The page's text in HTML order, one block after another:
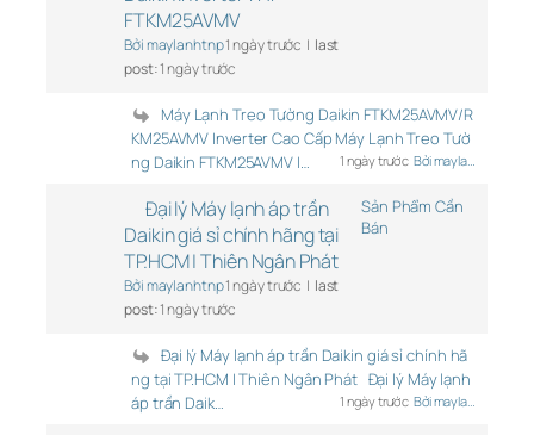
FTKM25AVMV
Bởi maylanhtnp1 ngày trước | last
post:1 ngày trước
Máy Lạnh Treo Tường Daikin FTKM25AVMV/R
KM25AVMV Inverter Cao Cấp Máy Lạnh Treo Tườ
ng Daikin FTKM25AVMV I…
1 ngày trước Bởi mayla…
Đại lý Máy lạnh áp trần
Daikin giá sỉ chính hãng tại
TP.HCM | Thiên Ngân Phát
Bởi maylanhtnp1 ngày trước | last
post:1 ngày trước
Sản Phẩm Cần
Bán
Đại lý Máy lạnh áp trần Daikin giá sỉ chính hã
ng tại TP.HCM | Thiên Ngân Phát Đại lý Máy lạnh
áp trần Daik…
1 ngày trước Bởi mayla…